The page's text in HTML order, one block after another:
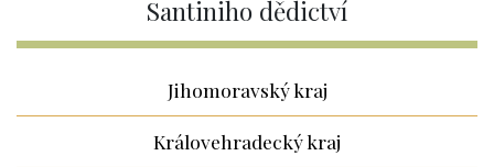
Santiniho dědictví
Jihomoravský kraj
Královehradecký kraj